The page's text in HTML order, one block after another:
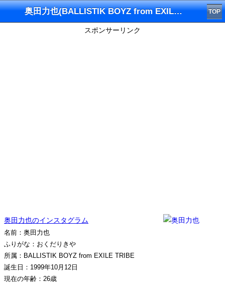
奥田力也(BALLISTIK BOYZ from EXILE TRIBE)インスタグラム TOP
スポンサーリンク
奥田力也のインスタグラム
名前：奥田力也
ふりがな：おくだりきや
所属：BALLISTIK BOYZ from EXILE TRIBE
誕生日：1999年10月12日
現在の年齢：26歳